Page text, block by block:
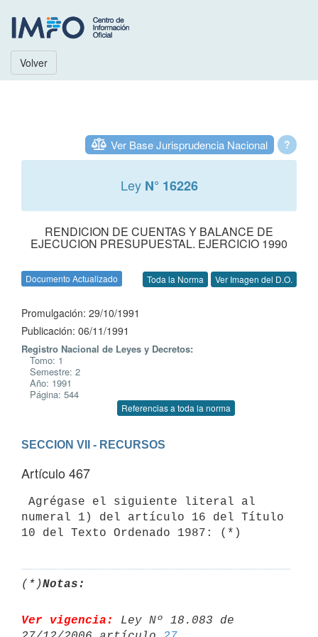
Volver
?
Ver Base Jurisprudencia Nacional
Ley N° 16226
RENDICION DE CUENTAS Y BALANCE DE
EJECUCION PRESUPUESTAL. EJERCICIO 1990
Documento Actualizado Toda la Norma Ver Imagen del D.O.
Promulgación: 29/10/1991
Publicación: 06/11/1991
Registro Nacional de Leyes y Decretos:
Tomo: 1
Semestre: 2
Año: 1991
Página: 544
Referencias a toda la norma
SECCION VII - RECURSOS
Artículo 467
numeral 1) del artículo 16 del Título
10 del Texto Ordenado 1987: (*)
(*)Notas:
Ver vigencia:
Ley Nº 18.083 de